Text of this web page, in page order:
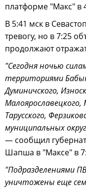
платформе "Макс" в
В 5:41 мск в
тревогу, но в 7:25
продолжают
"Сегодня ночью
территориями
Думиничского,
Тарусского,
муниципальных
— сообщил
Шапша в "Максе" в
"Подразделениями
уничтожены еще